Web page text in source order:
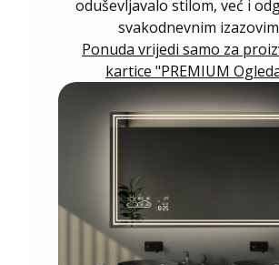
oduševljavalo stilom, već i
svakodnevnim
Ponuda vrijedi samo za
kartice "PREMIUM